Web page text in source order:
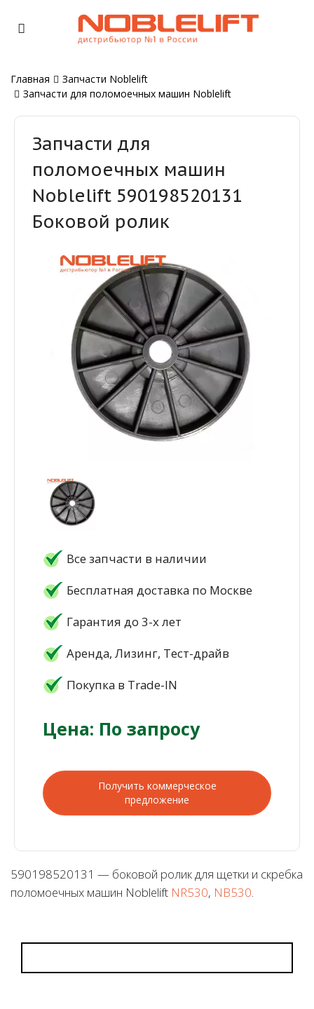
Главная
Запчасти Noblelift
Запчасти для поломоечных машин Noblelift
Запчасти для
поломоечных машин
Noblelift 590198520131
Боковой ролик
Все запчасти в наличии
Бесплатная доставка по Москве
Гарантия до 3-х лет
Аренда, Лизинг, Тест-драйв
Покупка в Trade-IN
Цена: По запросу
Получить коммерческое
предложение
590198520131 — боковой ролик для щетки и скребка
поломоечных машин Noblelift NR530, NB530.